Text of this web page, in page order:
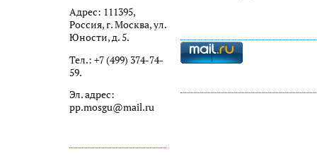
Адрес: 111395,
Россия, г. Москва, ул.
Юности, д. 5.
Тел.: +7 (499) 374-74-
59.
Эл. адрес:
pp.mosgu@mail.ru